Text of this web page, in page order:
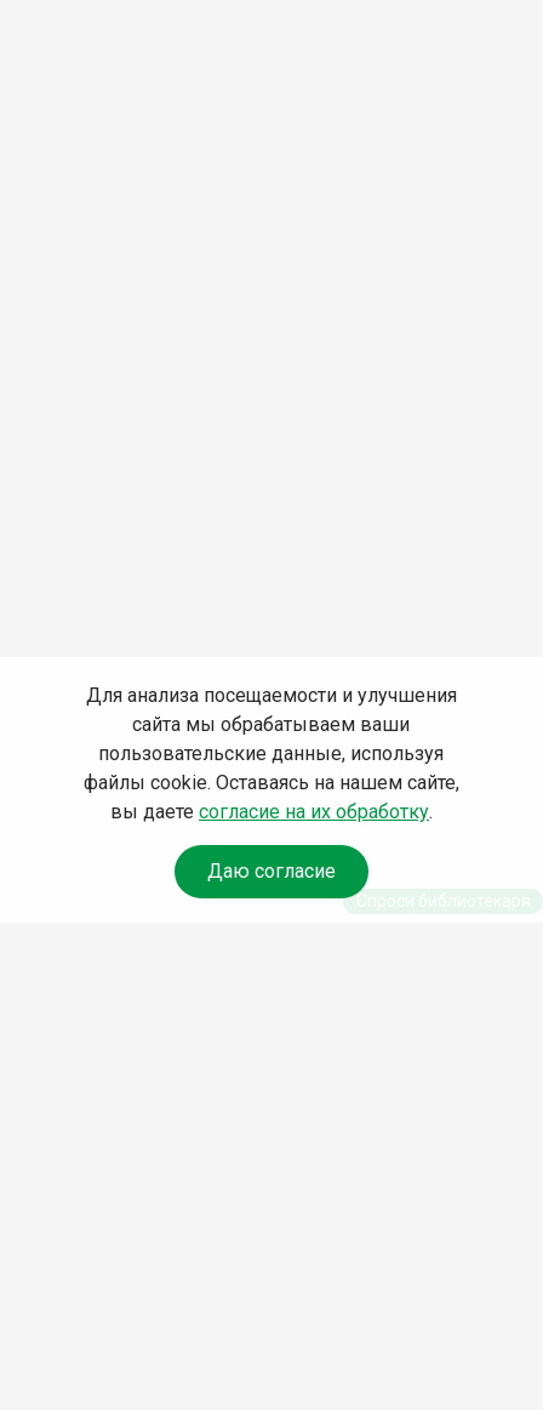
Для анализа посещаемости и улучшения
сайта мы обрабатываем ваши
пользовательские данные, используя
файлы cookie. Оставаясь на нашем сайте,
вы даете согласие на их обработку.
Даю согласие
Спроси библиотекаря